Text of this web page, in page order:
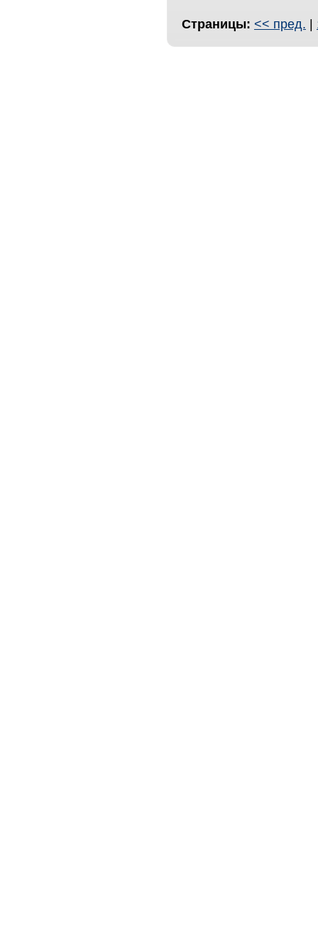
Страницы: << пред. |